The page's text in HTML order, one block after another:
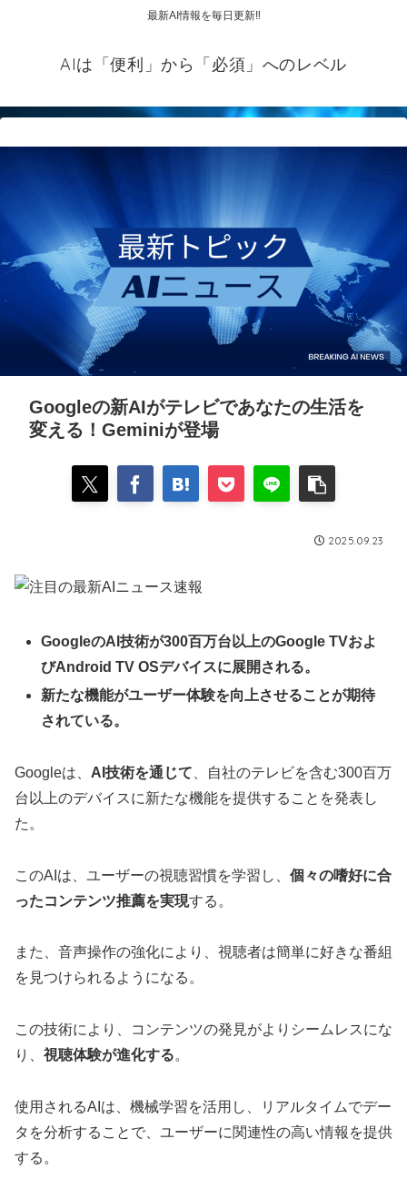
最新AI情報を毎日更新‼
AIは「便利」から「必須」へのレベル
Googleの新AIがテレビであなたの生活を
変える！Geminiが登場
2025.09.23
GoogleのAI技術が300百万台以上のGoogle TVおよ
びAndroid TV OSデバイスに展開される。
新たな機能がユーザー体験を向上させることが期待
されている。
Googleは、 AI技術を通じて 、自社のテレビを含む300百万
台以上のデバイスに新たな機能を提供することを発表し
た。
このAIは、ユーザーの視聴習慣を学習し、 個々の嗜好に合
ったコンテンツ推薦を実現する。
また、音声操作の強化により、視聴者は簡単に好きな番組
を見つけられるようになる。
この技術により、コンテンツの発見がよりシームレスにな
り、 視聴体験が進化する。
使用されるAIは、機械学習を活用し、リアルタイムでデー
タを分析することで、ユーザーに関連性の高い情報を提供
する。